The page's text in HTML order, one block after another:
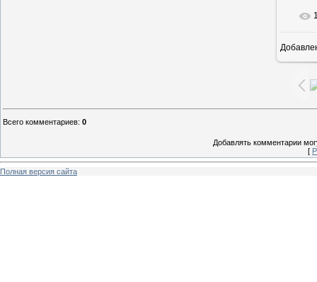
Всего комментариев: 0
Добавлять комментарии
[
Полная версия сайта